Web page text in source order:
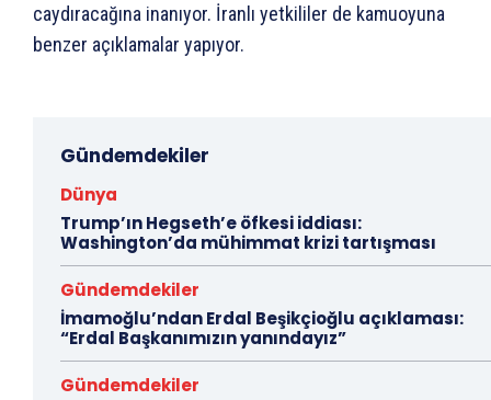
caydıracağına inanıyor. İranlı yetkililer de kamuoyuna
benzer açıklamalar yapıyor.
Gündemdekiler
Dünya
Trump’ın Hegseth’e öfkesi iddiası:
Washington’da mühimmat krizi tartışması
Gündemdekiler
İmamoğlu’ndan Erdal Beşikçioğlu açıklaması:
“Erdal Başkanımızın yanındayız”
Gündemdekiler